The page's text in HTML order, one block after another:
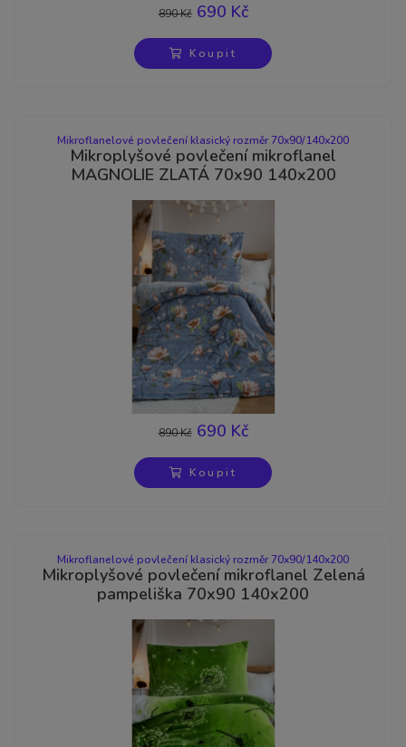
890 Kč690 Kč
Koupit
Mikroflanelové povlečení klasický rozměr 70x90/140x200
Mikroplyšové povlečení mikroflanel
MAGNOLIE ZLATÁ 70x90 140x200
890 Kč690 Kč
Koupit
Mikroflanelové povlečení klasický rozměr 70x90/140x200
Mikroplyšové povlečení mikroflanel Zelená
pampeliška 70x90 140x200